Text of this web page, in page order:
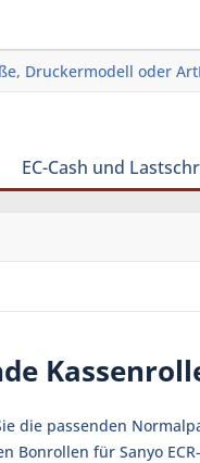
EC-Cash und
die passenden
Bonrollen für Sanyo